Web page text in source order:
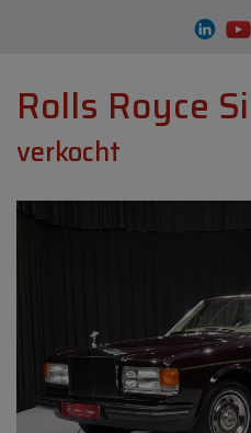
Rolls Royce
verkocht